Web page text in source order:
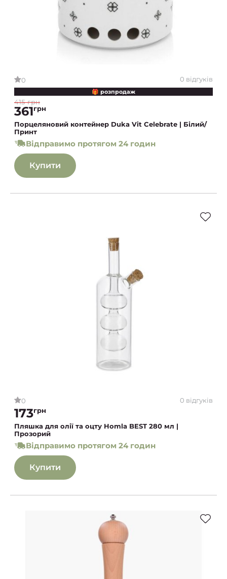
0 0 відгуків
🎁 розпродаж
415 грн
361грн
Порцеляновий контейнер Duka Vit Celebrate | Білий/
Принт
Відправимо протягом 24 годин
Купити
0 0 відгуків
173грн
Пляшка для олії та оцту Homla BEST 280 мл |
Прозорий
Відправимо протягом 24 годин
Купити